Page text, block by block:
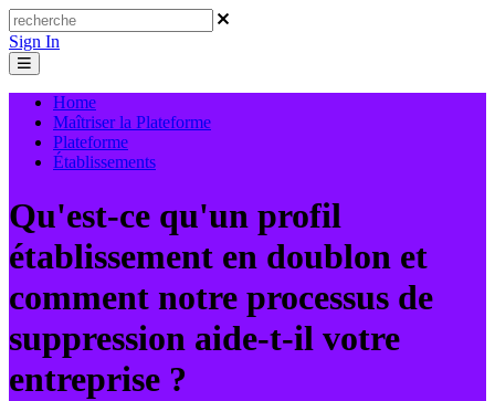
Sign In
Home
Maîtriser la Plateforme
Plateforme
Établissements
Qu'est-ce qu'un profil
établissement en doublon et
comment notre processus de
suppression aide-t-il votre
entreprise ?